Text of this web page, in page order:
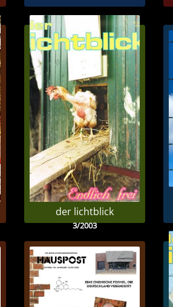
der lichtblick
3/2003